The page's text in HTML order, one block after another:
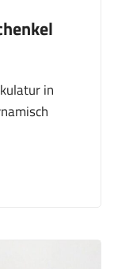
in